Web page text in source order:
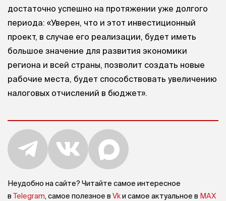
достаточно успешно на протяжении уже долгого
периода: «Уверен, что и этот инвестиционный
проект, в случае его реализации, будет иметь
большое значение для развития экономики
региона и всей страны, позволит создать новые
рабочие места, будет способствовать увеличению
налоговых отчислений в бюджет».
Неудобно на сайте? Читайте самое интересное
в Telegram, самое полезное в Vkи самое актуальное в MAX